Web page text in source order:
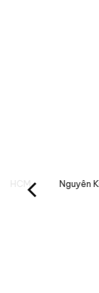
Nguyên Kiểm